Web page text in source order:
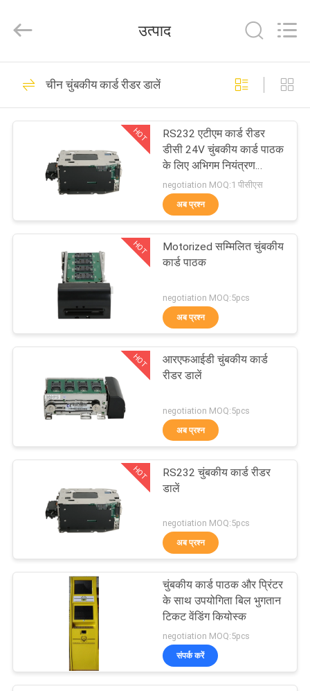
उत्पादों
कारखाना
नियंत्रण
एक
करे
आपूर्तिकर्ता.
Copyright
motorizedcardreader.com.
Reserved.
मोटर चालित कार्ड रीडर
डिप कार्ड रीडर
आरएफआईडी कार्ड रीडर
चुंबकीय कार्ड रीडर डालें
उत्पाद
चीन चुंबकीय कार्ड रीडर डालें
HOT
RS232 एटीएम कार्ड रीडर
डीसी 24V चुंबकीय कार्ड पाठक
के लिए अभिगम नियंत्रण
टर्मिनल, सम्मिलित करें
negotiation MOQ:1 पीसीएस
अब प्रश्न
HOT
Motorized सम्मिलित चुंबकीय
कार्ड पाठक
negotiation MOQ:5pcs
अब प्रश्न
HOT
आरएफआईडी चुंबकीय कार्ड
रीडर डालें
negotiation MOQ:5pcs
अब प्रश्न
HOT
RS232 चुंबकीय कार्ड रीडर
डालें
negotiation MOQ:5pcs
अब प्रश्न
चुंबकीय कार्ड पाठक और प्रिंटर
के साथ उपयोगिता बिल भुगतान
टिकट वेंडिंग कियोस्क
negotiation MOQ:5pcs
संपर्क करें